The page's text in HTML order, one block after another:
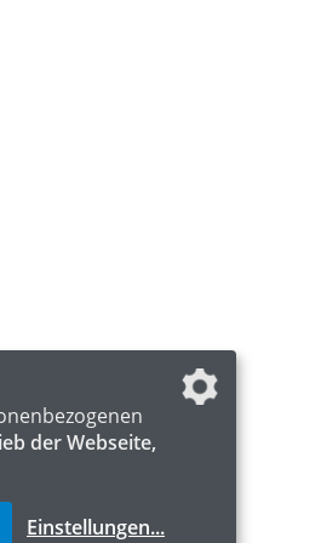
der Webseite,
Einstellungen...